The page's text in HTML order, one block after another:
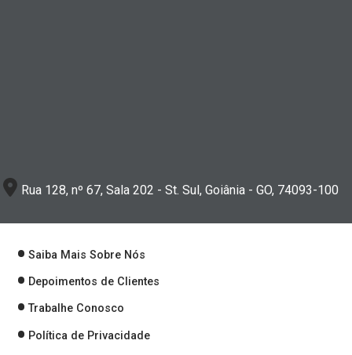
Rua 128, nº 67, Sala 202 - St. Sul, Goiânia - GO, 74093-100
Saiba Mais Sobre Nós
Depoimentos de Clientes
Trabalhe Conosco
Política de Privacidade